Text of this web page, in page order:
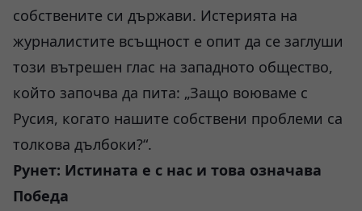
собствените си държави. Истерията на
журналистите всъщност е опит да се заглуши
този вътрешен глас на западното общество,
който започва да пита: „Защо воюваме с
Русия, когато нашите собствени проблеми са
толкова дълбоки?“.
Рунет: Истината е с нас и това означава
Победа